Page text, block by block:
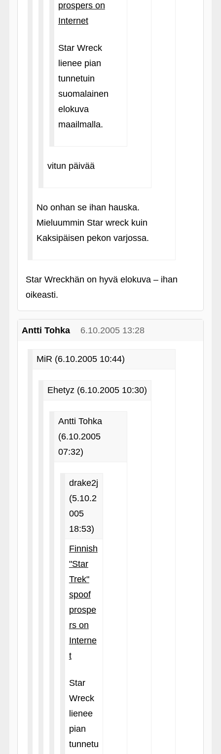
prospers on
Internet
Star Wreck
lienee pian
tunnetuin
suomalainen
elokuva
maailmalla.
vitun päivää
No onhan se ihan hauska.
Mieluummin Star wreck kuin
Kaksipäisen pekon varjossa.
Star Wreckhän on hyvä elokuva – ihan
oikeasti.
Antti Tohka 6.10.2005 13:28
MiR (6.10.2005 10:44)
Ehetyz (6.10.2005 10:30)
Antti Tohka
(6.10.2005
07:32)
drake2j
(5.10.2
005
18:53)
Finnish
"Star
Trek"
spoof
prospe
rs on
Interne
t
Star
Wreck
lienee
pian
tunnetu